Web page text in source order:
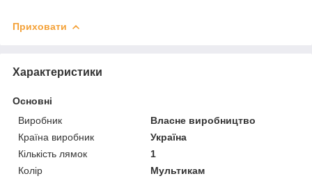
Приховати
Характеристики
Основні
Виробник
Власне виробництво
Країна виробник
Україна
Кількість лямок
1
Колір
Мультикам